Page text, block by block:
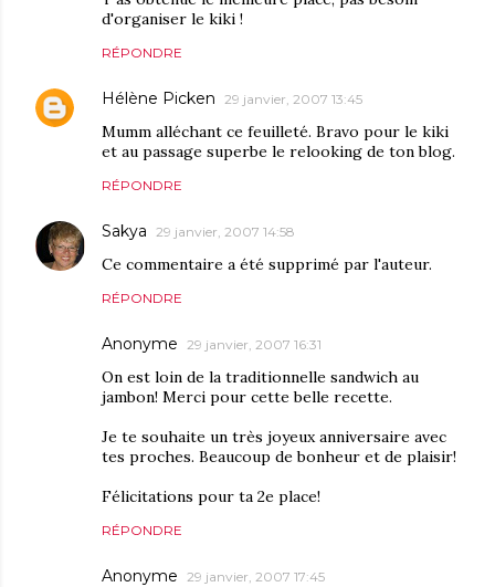
d'organiser le kiki !
RÉPONDRE
Hélène Picken 29 janvier, 2007 13:45
Mumm alléchant ce feuilleté. Bravo pour le kiki
et au passage superbe le relooking de ton blog.
RÉPONDRE
Sakya 29 janvier, 2007 14:58
Ce commentaire a été supprimé par l'auteur.
RÉPONDRE
Anonyme 29 janvier, 2007 16:31
On est loin de la traditionnelle sandwich au
jambon! Merci pour cette belle recette.
Je te souhaite un très joyeux anniversaire avec
tes proches. Beaucoup de bonheur et de plaisir!
Félicitations pour ta 2e place!
RÉPONDRE
Anonyme 29 janvier, 2007 17:45